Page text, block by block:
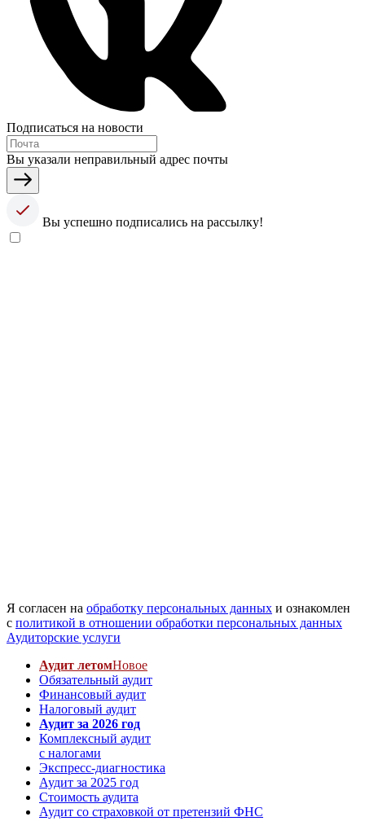
Подписаться на новости
Вы указали неправильный адрес почты
Вы успешно подписались на рассылку!
Я согласен на обработку персональных данных и ознакомлен
с политикой в отношении обработки персональных данных
Аудиторские услуги
Аудит летомНовое
Обязательный аудит
Финансовый аудит
Налоговый аудит
Аудит за 2026 год
Комплексный аудит
с налогами
Экспресс-диагностика
Аудит за 2025 год
Стоимость аудита
Аудит со страховкой от претензий ФНС